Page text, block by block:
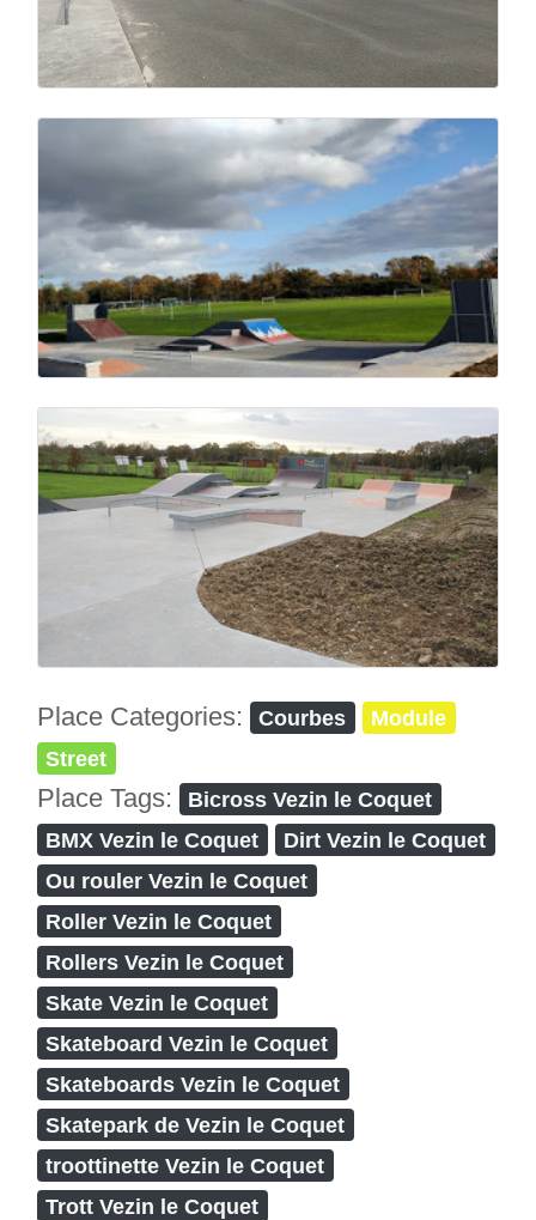
Place Categories: Courbes
Module
Street
Place Tags:
Bicross Vezin le Coquet
BMX Vezin le Coquet
Dirt Vezin le Coquet
Ou rouler Vezin le Coquet
Roller Vezin le Coquet
Rollers Vezin le Coquet
Skate Vezin le Coquet
Skateboard Vezin le Coquet
Skateboards Vezin le Coquet
Skatepark de Vezin le Coquet
troottinette Vezin le Coquet
Trott Vezin le Coquet